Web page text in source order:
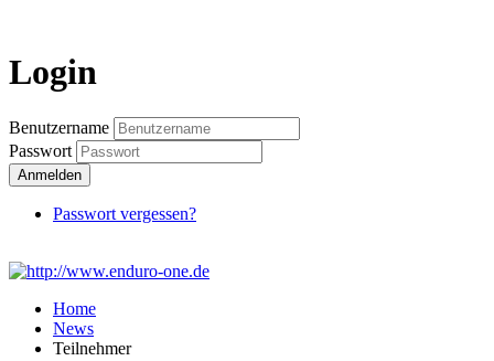
Login
Benutzername
Passwort
Anmelden
Passwort vergessen?
Home
News
Teilnehmer